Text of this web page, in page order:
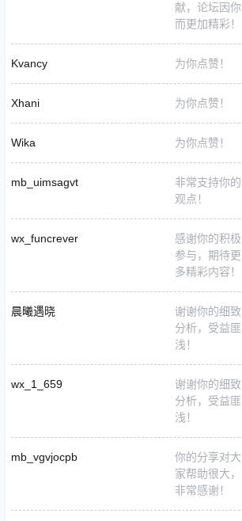
献，论坛因你
而更加精彩！
Kvancy 为你点赞！
Xhani 为你点赞！
Wika 为你点赞！
mb_uimsagvt
非常支持你的
观点！
wx_funcrever
感谢你的积极
参与，期待更
多精彩内容！
晨曦遇晓
谢谢你的细致
分析，受益匪
浅！
wx_1_659
谢谢你的细致
分析，受益匪
浅！
mb_vgvjocpb
你的分享对大
家帮助很大，
非常感谢！